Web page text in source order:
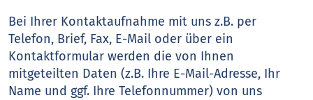
Bei Ihrer Kontaktaufnahme mit uns z.B. per
Telefon, Brief, Fax, E-Mail oder über ein
Kontaktformular werden die von Ihnen
mitgeteilten Daten (z.B. Ihre E-Mail-Adresse, Ihr
Name und ggf. Ihre Telefonnummer) von uns